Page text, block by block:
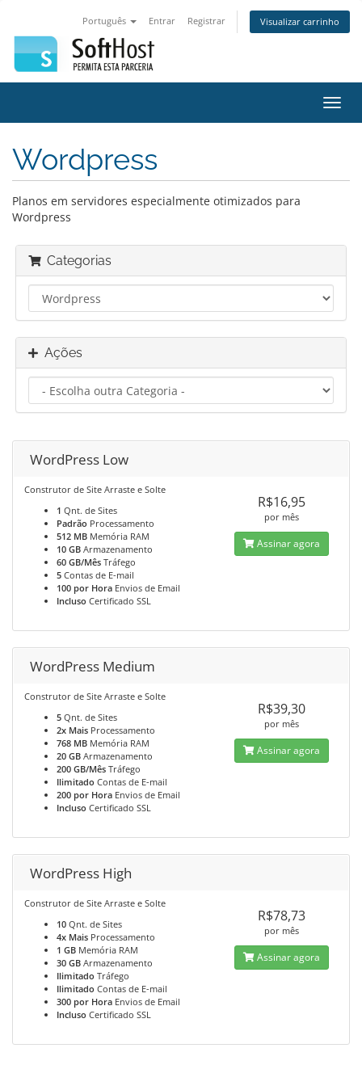
Português Entrar Registrar Visualizar carrinho
Wordpress
Planos em servidores especialmente otimizados para
Wordpress
Categorias
Ações
WordPress Low
Construtor de Site Arraste e Solte
1 Qnt. de Sites
Padrão Processamento
512 MB Memória RAM
10 GB Armazenamento
60 GB/Mês Tráfego
5 Contas de E-mail
100 por Hora Envios de Email
Incluso Certificado SSL
R$16,95
por mês
Assinar agora
WordPress Medium
Construtor de Site Arraste e Solte
5 Qnt. de Sites
2x Mais Processamento
768 MB Memória RAM
20 GB Armazenamento
200 GB/Mês Tráfego
Ilimitado Contas de E-mail
200 por Hora Envios de Email
Incluso Certificado SSL
R$39,30
por mês
Assinar agora
WordPress High
Construtor de Site Arraste e Solte
10 Qnt. de Sites
4x Mais Processamento
1 GB Memória RAM
30 GB Armazenamento
Ilimitado Tráfego
Ilimitado Contas de E-mail
300 por Hora Envios de Email
Incluso Certificado SSL
R$78,73
por mês
Assinar agora